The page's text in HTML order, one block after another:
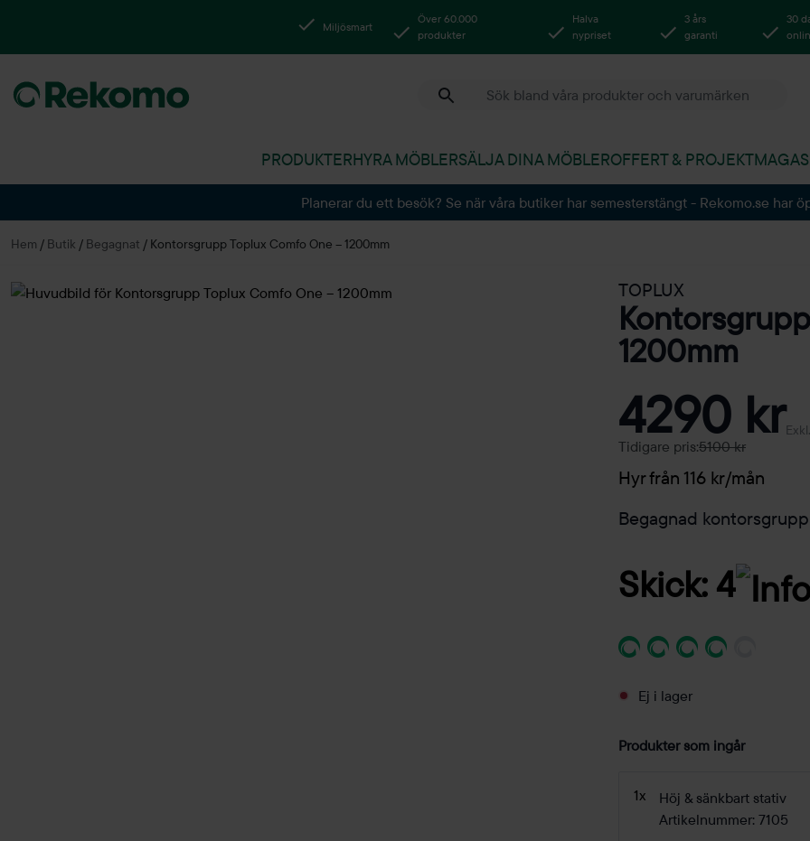
Miljösmart
Över 60.000
produkter
Halva
nypriset
3 års
garanti
30
PRODUKTERHYRA MÖBLERSÄLJA DINA MÖBLEROFFERT & PROJEKT
Planerar du ett besök? Se när våra butiker har semesterstängt - Rekomo.se har
Hem / Butik / Begagnat / Kontorsgrupp Toplux Comfo One – 1200mm
TOPLUX
1200mm
4290 kr
Tidigare pris:5100 kr
Hyr från 116 kr/mån
Begagnad
Skick: 4
Ej i lager
Produkter som ingår
1x
Höj & sänkbart stativ
Artikelnummer: 7105